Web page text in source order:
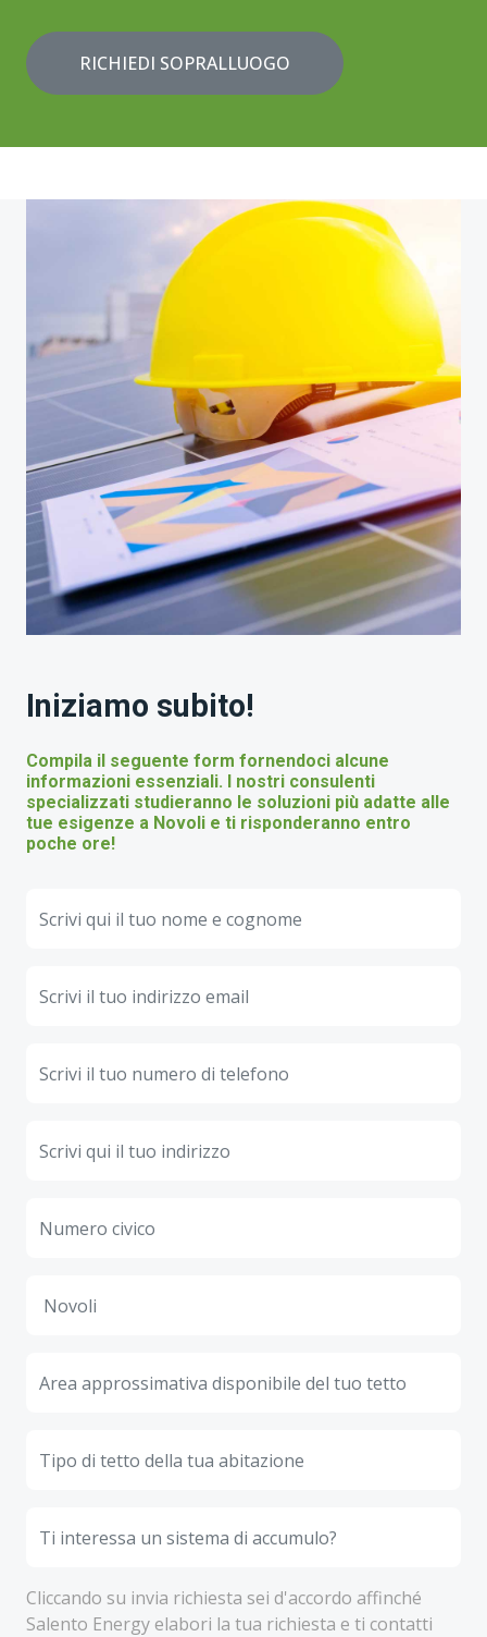
RICHIEDI SOPRALLUOGO
Iniziamo subito!
Compila il seguente form fornendoci alcune
informazioni essenziali. I nostri consulenti
specializzati studieranno le soluzioni più adatte alle
tue esigenze a Novoli e ti risponderanno entro
poche ore!
Cliccando su invia richiesta sei d'accordo affinché
Salento Energy elabori la tua richiesta e ti contatti